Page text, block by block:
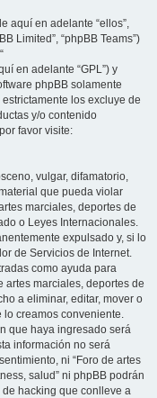
aquí en adelante “ellos”,
Limited”, “phpBB Teams”)
en adelante “GPL”) y
phpBB solamente
los excluye de
y/o contenido
favor visite:
vulgar, difamatorio,
que pueda violar
marciales, deportes de
o Leyes Internacionales.
expulsado y, si lo
de Servicios de Internet.
como ayuda para
artes marciales, deportes de
a eliminar, editar, mover o
creamos conveniente.
que haya ingresado será
información no será
ni “Foro de artes
salud” ni phpBB podrán
hacking que conlleve a